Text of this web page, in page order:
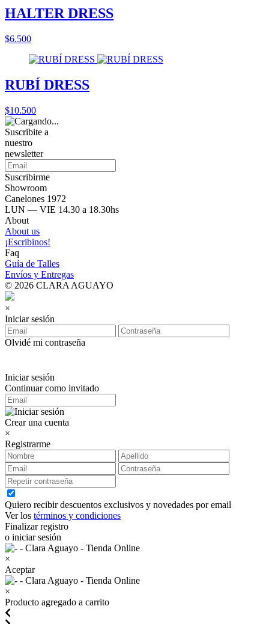
HALTER DRESS
$6.500
RUBÍ DRESS
$10.500
Suscribite a
nuestro
newsletter
Suscribirme
Showroom
Canelones 1972
LUN — VIE 14.30 a 18.30hs
About
About us
¡Escribinos!
Faq
Guía de Talles
Envíos y Entregas
© 2026 CLARA AGUAYO
×
Iniciar sesión
Olvidé mi contraseña
Iniciar sesión
Continuar como invitado
Crear una cuenta
×
Registrarme
Quiero recibir descuentos exclusivos y novedades por email
Ver los términos y condiciones
Finalizar registro
o iniciar sesión
×
Aceptar
×
Producto agregado a carrito